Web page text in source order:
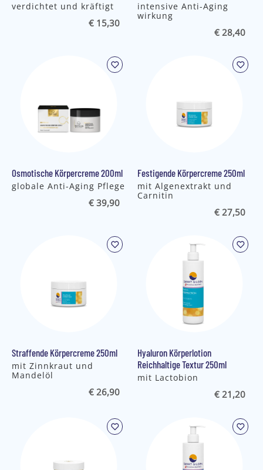
verdichtet und kräftigt
€ 15,30
intensive Anti-Aging
wirkung
€ 28,40
Osmotische Körpercreme 200ml
globale Anti-Aging Pflege
€ 39,90
Festigende Körpercreme 250ml
mit Algenextrakt und
Carnitin
€ 27,50
Straffende Körpercreme 250ml
mit Zinnkraut und
Mandelöl
€ 26,90
Hyaluron Körperlotion
Reichhaltige Textur 250ml
mit Lactobion
€ 21,20